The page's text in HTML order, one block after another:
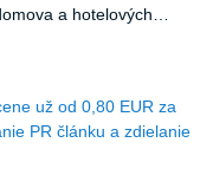
a hotelových
už od 0,80 EUR za
PR článku a zdielanie